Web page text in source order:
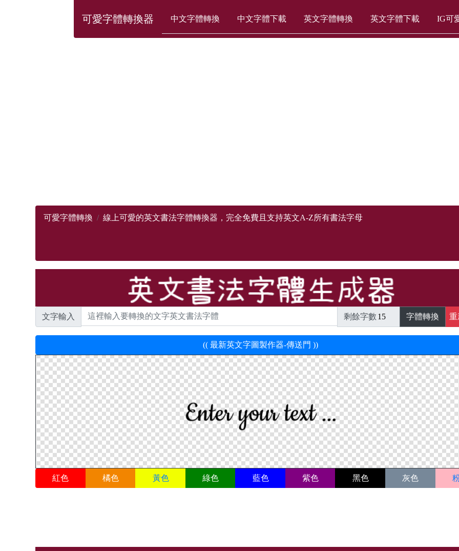
可愛字體轉換器 中文字體轉換 中文字體下載 英文字體轉換 英文字體下載 IG可
可愛字體轉換 線上可愛的英文書法字體轉換器，完全免費且支持英文A-Z所有書法字母
文字輸入 剩餘字數 字體轉換 重
(( 最新英文字圖製作器-傳送門 ))
紅色 橘色 黃色 綠色 藍色 紫色 黑色 灰色